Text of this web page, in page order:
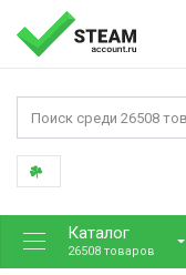
Каталог
26508 товаров